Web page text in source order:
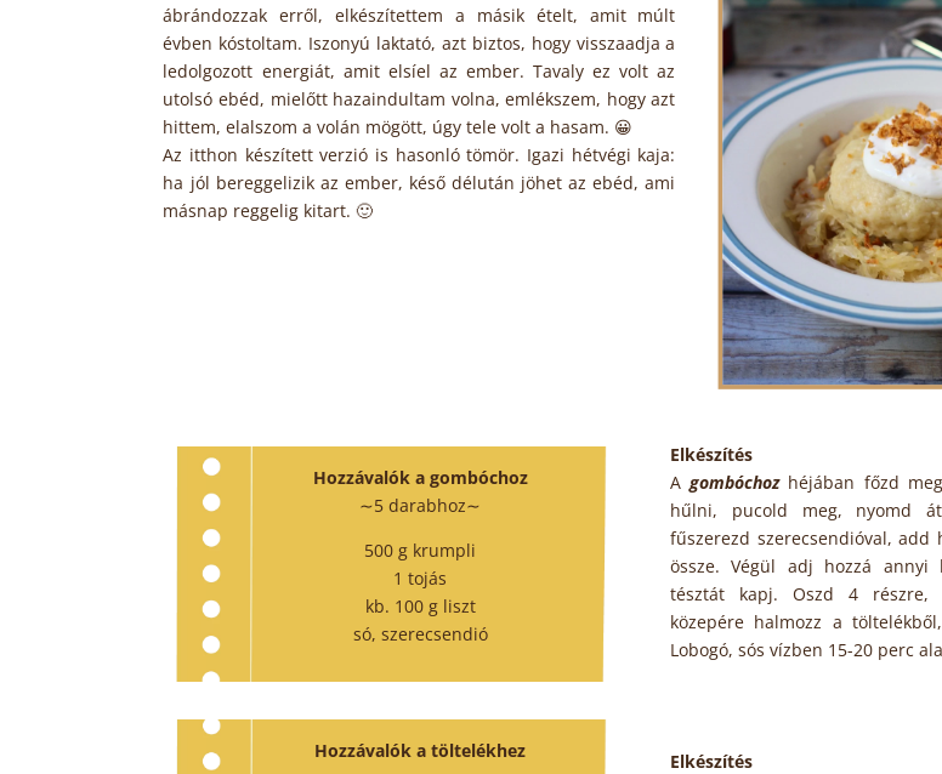
ábrándozzak erről, elkészítettem a másik ételt, amit múlt
évben kóstoltam. Iszonyú laktató, azt biztos, hogy visszaadja a
ledolgozott energiát, amit elsíel az ember. Tavaly ez volt az
utolsó ebéd, mielőtt hazaindultam volna, emlékszem, hogy azt
hittem, elalszom a volán mögött, úgy tele volt a hasam. 😀
Az itthon készített verzió is hasonló tömör. Igazi hétvégi kaja:
ha jól bereggelizik az ember, késő délután jöhet az ebéd, ami
másnap reggelig kitart. 🙂
Hozzávalók a gombóchoz
∼5 darabhoz∼
500 g krumpli
1 tojás
kb. 100 g liszt
só, szerecsendió
Elkészítés
Agombóchozhéjában főzd
hűlni, pucold meg, nyomd
fűszerezd szerecsendióval, add
össze. Végül adj hozzá annyi
tésztát kapj. Oszd 4 részre,
közepére halmozz a
Lobogó, sós vízben 15-20 perc
Hozzávalók a töltelékhez
Elkészítés